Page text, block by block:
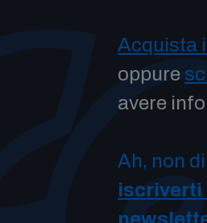
Acquista
oppure
avere
Ah, non
iscriverti